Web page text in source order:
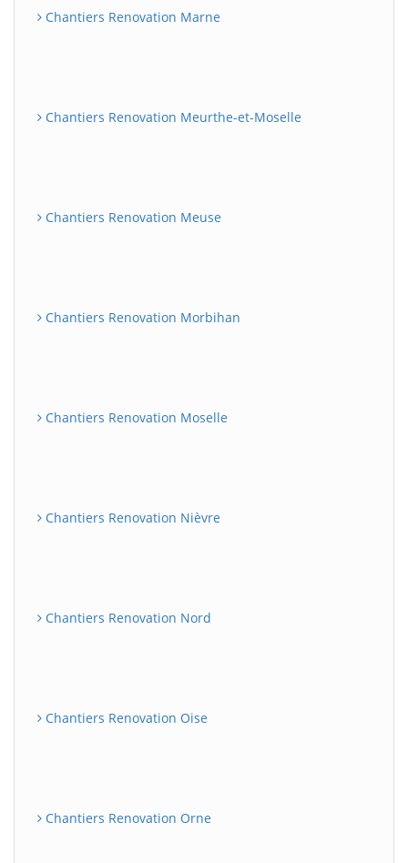
Chantiers Renovation Marne
Chantiers Renovation Meurthe-et-Moselle
Chantiers Renovation Meuse
Chantiers Renovation Morbihan
Chantiers Renovation Moselle
Chantiers Renovation Nièvre
Chantiers Renovation Nord
Chantiers Renovation Oise
Chantiers Renovation Orne